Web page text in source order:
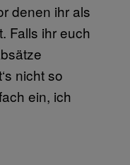
denen ihr als
Falls ihr euch
nicht so
ein, ich